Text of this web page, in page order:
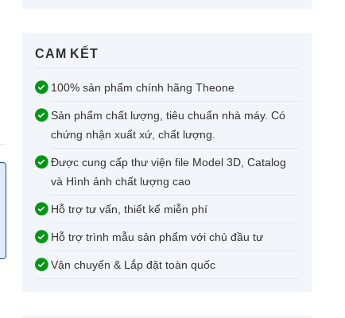
CAM KẾT​
100% sản phẩm chính hãng Theone
Sản phẩm chất lượng, tiêu chuẩn nhà máy. Có
chứng nhận xuất xứ, chất lượng.
Được cung cấp thư viện file Model 3D, Catalog
và Hình ảnh chất lượng cao
Hỗ trợ tư vấn, thiết kế miễn phí
Hỗ trợ trình mẫu sản phẩm với chủ đầu tư
Vận chuyển & Lắp đặt toàn quốc